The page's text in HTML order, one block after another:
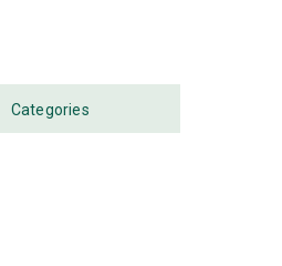
Categories